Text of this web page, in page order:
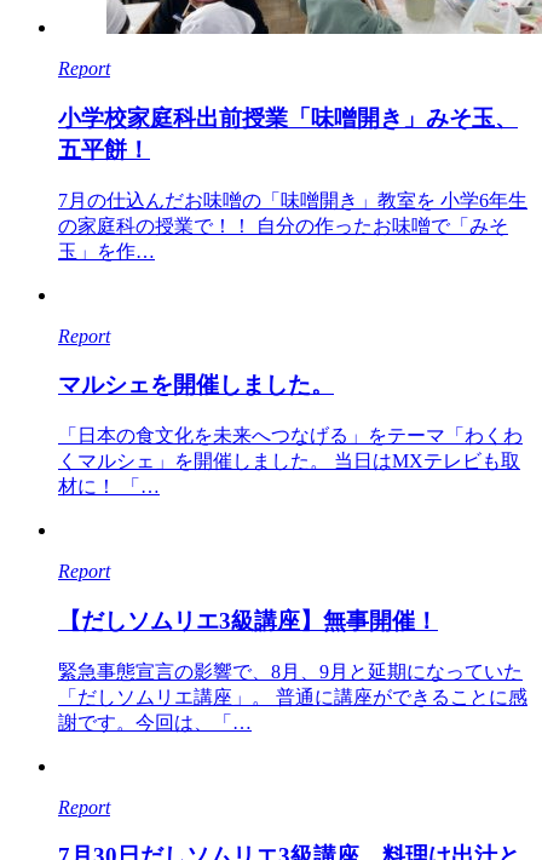
Report
小学校家庭科出前授業「味噌開き」みそ玉、
五平餅！
7月の仕込んだお味噌の「味噌開き」教室を 小学6年生
の家庭科の授業で！！ 自分の作ったお味噌で「みそ
玉」を作…
Report
マルシェを開催しました。
「日本の食文化を未来へつなげる」をテーマ「わくわ
くマルシェ」を開催しました。 当日はMXテレビも取
材に！ 「…
Report
【だしソムリエ3級講座】無事開催！
緊急事態宣言の影響で、8月、9月と延期になっていた
「だしソムリエ講座」。 普通に講座ができることに感
謝です。今回は、「…
Report